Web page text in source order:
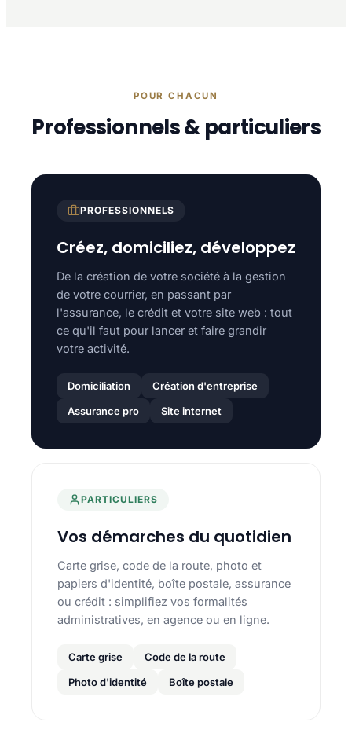
POUR CHACUN
Professionnels & particuliers
PROFESSIONNELS
Créez, domiciliez, développez
De la création de votre société à la gestion
de votre courrier, en passant par
l'assurance, le crédit et votre site web : tout
ce qu'il faut pour lancer et faire grandir
votre activité.
Domiciliation
Création d'entreprise
Assurance pro
Site internet
PARTICULIERS
Vos démarches du quotidien
Carte grise, code de la route, photo et
papiers d'identité, boîte postale, assurance
ou crédit : simplifiez vos formalités
administratives, en agence ou en ligne.
Carte grise
Code de la route
Photo d'identité
Boîte postale